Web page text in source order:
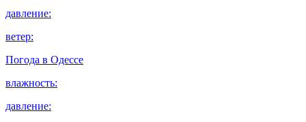
давление:
ветер:
Погода в Одессе
влажность:
давление: